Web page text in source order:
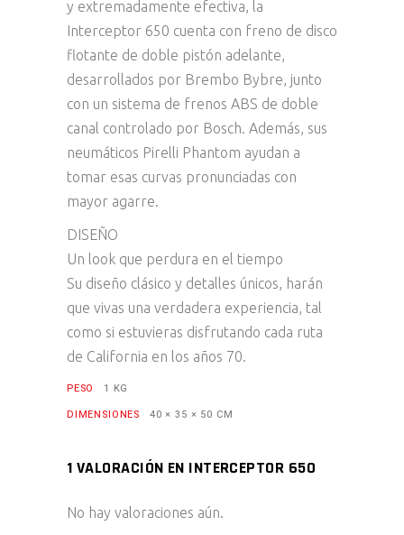
y extremadamente efectiva, la
Interceptor 650 cuenta con freno de disco
flotante de doble pistón adelante,
desarrollados por Brembo Bybre, junto
con un sistema de frenos ABS de doble
canal controlado por Bosch. Además, sus
neumáticos Pirelli Phantom ayudan a
tomar esas curvas pronunciadas con
mayor agarre.
DISEÑO
Un look que perdura en el tiempo
Su diseño clásico y detalles únicos, harán
que vivas una verdadera experiencia, tal
como si estuvieras disfrutando cada ruta
de California en los años 70.
PESO
1 KG
DIMENSIONES
40 × 35 × 50 CM
1 VALORACIÓN EN INTERCEPTOR 650
No hay valoraciones aún.